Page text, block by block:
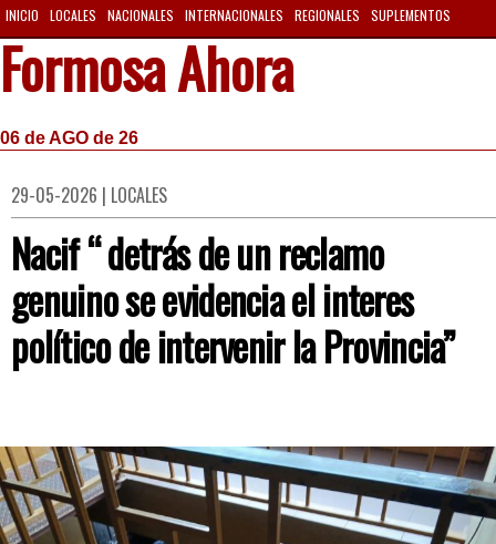
INICIO LOCALES NACIONALES INTERNACIONALES REGIONALES SUPLEMENTOS
Formosa Ahora
06 de AGO de 26
29-05-2026 | LOCALES
Nacif “ detrás de un reclamo
genuino se evidencia el interes
político de intervenir la Provincia”